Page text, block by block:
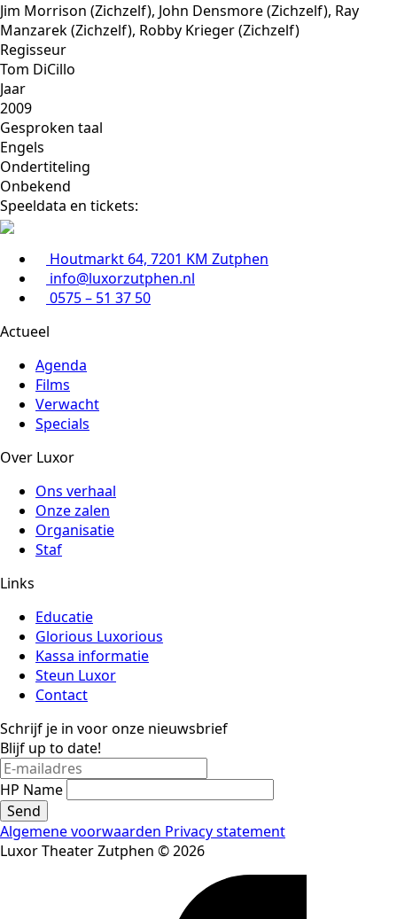
Jim Morrison (Zichzelf), John Densmore (Zichzelf), Ray
Manzarek (Zichzelf), Robby Krieger (Zichzelf)
Regisseur
Tom DiCillo
Jaar
2009
Gesproken taal
Engels
Ondertiteling
Onbekend
Speeldata en tickets:
Houtmarkt 64, 7201 KM Zutphen
info@luxorzutphen.nl
0575 – 51 37 50
Actueel
Agenda
Films
Verwacht
Specials
Over Luxor
Ons verhaal
Onze zalen
Organisatie
Staf
Links
Educatie
Glorious Luxorious
Kassa informatie
Steun Luxor
Contact
Schrijf je in voor onze nieuwsbrief
Blijf up to date!
HP Name
Send
Algemene voorwaarden Privacy statement
Luxor Theater Zutphen © 2026